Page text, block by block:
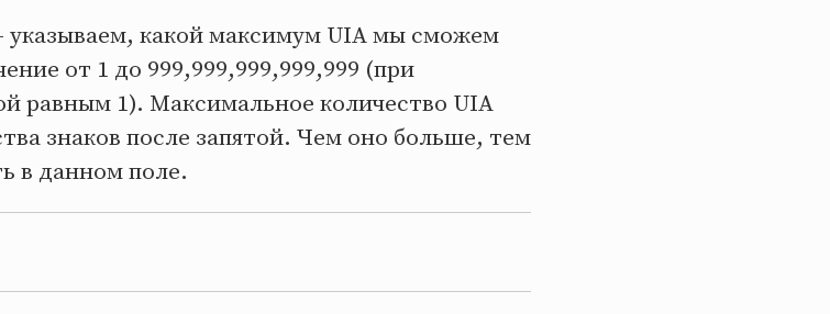
указываем, какой максимум UIA мы сможем
от 1 до 999,999,999,999,999 (при
равным 1). Максимальное количество UIA
знаков после запятой. Чем оно больше, тем
в данном поле.